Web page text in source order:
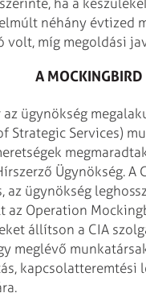
néhány évtized
míg megoldási
A MOCKINGBIRD
az ügynökség
Strategic Services)
Ügynökség. A
az ügynökség
Operation
állítson a CIA
meglévő
kapcsolatteremtési